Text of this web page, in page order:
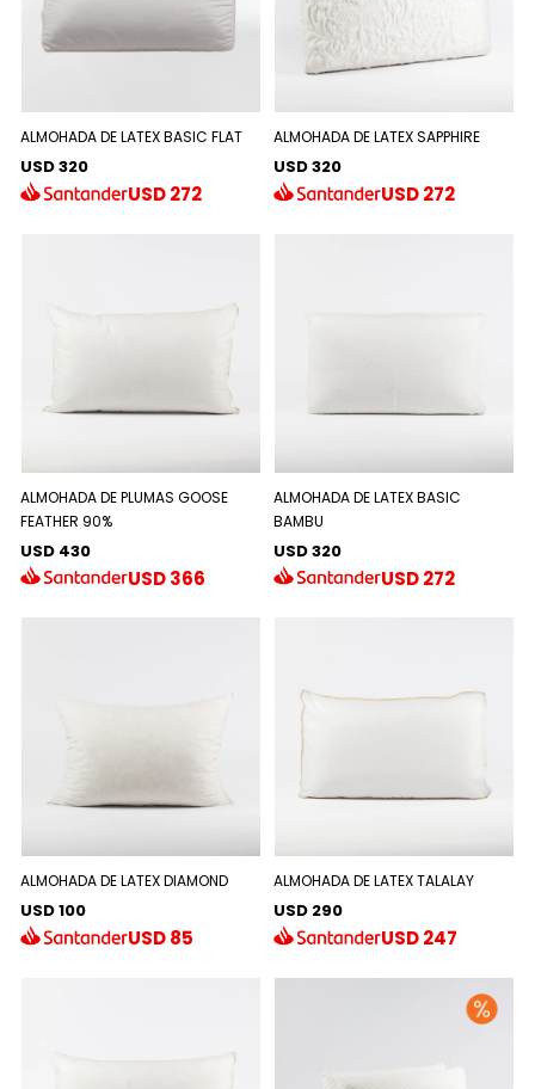
ALMOHADA DE LATEX BASIC FLAT
USD 320
USD272
ALMOHADA DE LATEX SAPPHIRE
USD 320
USD272
ALMOHADA DE PLUMAS GOOSE
FEATHER 90%
USD 430
USD366
ALMOHADA DE LATEX BASIC
BAMBU
USD 320
USD272
ALMOHADA DE LATEX DIAMOND
USD 100
USD85
ALMOHADA DE LATEX TALALAY
USD 290
USD247